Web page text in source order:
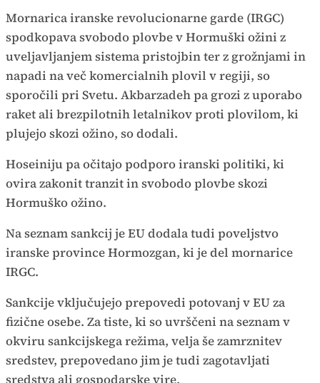
Mornarica iranske revolucionarne garde (IRGC)
spodkopava svobodo plovbe v Hormuški ožini z
uveljavljanjem sistema pristojbin ter z grožnjami in
napadi na več komercialnih plovil v regiji, so
sporočili pri Svetu. Akbarzadeh pa grozi z uporabo
raket ali brezpilotnih letalnikov proti plovilom, ki
plujejo skozi ožino, so dodali.
Hoseiniju pa očitajo podporo iranski politiki, ki
ovira zakonit tranzit in svobodo plovbe skozi
Hormuško ožino.
Na seznam sankcij je EU dodala tudi poveljstvo
iranske province Hormozgan, ki je del mornarice
IRGC.
Sankcije vključujejo prepovedi potovanj v EU za
fizične osebe. Za tiste, ki so uvrščeni na seznam v
okviru sankcijskega režima, velja še zamrznitev
sredstev, prepovedano jim je tudi zagotavljati
sredstva ali gospodarske vire.